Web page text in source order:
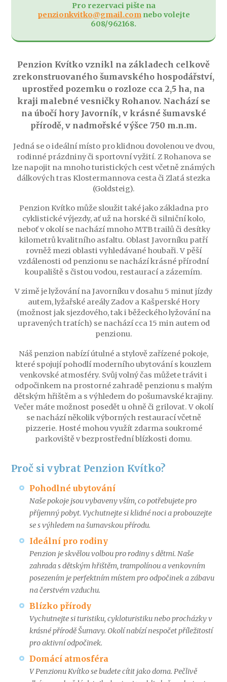
Pro rezervaci pište na
penzionkvitko@gmail.com nebo volejte
608/962168.
Penzion Kvítko vznikl na základech celkově
zrekonstruovaného šumavského hospodářství,
uprostřed pozemku o rozloze cca 2,5 ha, na
kraji malebné vesničky Rohanov. Nachází se
na úbočí hory Javorník, v krásné šumavské
přírodě, v nadmořské výšce 750 m.n.m.
Jedná se o ideální místo pro klidnou dovolenou ve dvou,
rodinné prázdniny či sportovní vyžití. Z Rohanova se
lze napojit na mnoho turistických cest včetně známých
dálkových tras Klostermannova cesta či Zlatá stezka
(Goldsteig).
Penzion Kvítko může sloužit také jako základna pro
cyklistické výjezdy, ať už na horské či silniční kolo,
neboť v okolí se nachází mnoho MTB trailů či desítky
kilometrů kvalitního asfaltu. Oblast Javorníku patří
rovněž mezi oblasti vyhledávané houbaři. V pěší
vzdálenosti od penzionu se nachází krásné přírodní
koupaliště s čistou vodou, restaurací a zázemím.
V zimě je lyžování na Javorníku v dosahu 5 minut jízdy
autem, lyžařské areály Zadov a Kašperské Hory
(možnost jak sjezdového, tak i běžeckého lyžování na
upravených tratích) se nachází cca 15 min autem od
penzionu.
Náš penzion nabízí útulné a stylově zařízené pokoje,
které spojují pohodlí moderního ubytování s kouzlem
venkovské atmosféry. Svůj volný čas můžete trávit i
odpočinkem na prostorné zahradě penzionu s malým
dětským hřištěm a s výhledem do pošumavské krajiny.
Večer máte možnost posedět u ohně či grilovat. V okolí
se nachází několik výborných restaurací včetně
pizzerie. Hosté mohou využít zdarma soukromé
parkoviště v bezprostřední blízkosti domu.
Proč si vybrat Penzion Kvítko?
Pohodlné ubytování
Naše pokoje jsou vybaveny vším, co potřebujete pro
příjemný pobyt. Vychutnejte si klidné noci a probouzejte
se s výhledem na šumavskou přírodu.
Ideální pro rodiny
Penzion je skvělou volbou pro rodiny s dětmi. Naše
zahrada s dětským hřištěm, trampolínou a venkovním
posezením je perfektním místem pro odpočinek a zábavu
na čerstvém vzduchu.
Blízko přírody
Vychutnejte si turistiku, cykloturistiku nebo procházky v
krásné přírodě Šumavy. Okolí nabízí nespočet příležitostí
pro aktivní odpočinek.
Domácí atmosféra
V Penzionu Kvítko se budete cítit jako doma. Pečlivě